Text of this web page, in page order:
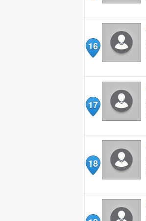
16
17
18